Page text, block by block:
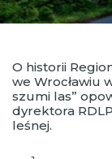
O historii
we Wrocławiu
szumi las”
dyrektora
leśnej.